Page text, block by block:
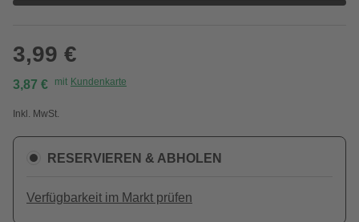
3,99 €
3,87 € mit Kundenkarte
Inkl. MwSt.
RESERVIEREN & ABHOLEN
Verfügbarkeit im Markt prüfen